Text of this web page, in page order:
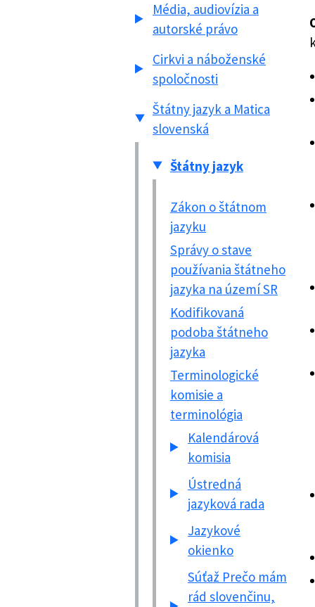
Média, audiovízia a
autorské právo
Cirkvi a náboženské
spoločnosti
Štátny jazyk a Matica
slovenská
Štátny jazyk
Zákon o štátnom
jazyku
Správy o stave
používania štátneho
jazyka na území SR
Kodifikovaná
podoba štátneho
jazyka
Terminologické
komisie a
terminológia
Kalendárová
komisia
Ústredná
jazyková rada
Jazykové
okienko
Súťaž Prečo mám
rád slovenčinu,